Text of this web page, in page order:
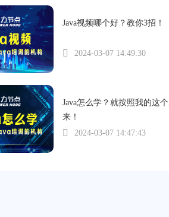
Java视频哪个好？教你3招！
2024-03-07 14:49:30
Java怎么学？就按照我的这
来！
2024-03-07 14:47:43